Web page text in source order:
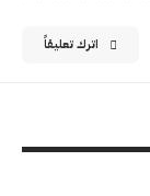
اترك تعليقاً